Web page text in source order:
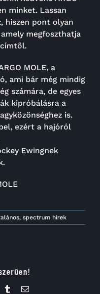
minket. Lassan
hiszen pont olyan
megfoszthatja
MOLE, a
ami bár még mindig
számára, de egyes
kipróbálásra a
is.
ezért a hajóról
Ewingnek
, spectrum hírek
TumblrEmail: